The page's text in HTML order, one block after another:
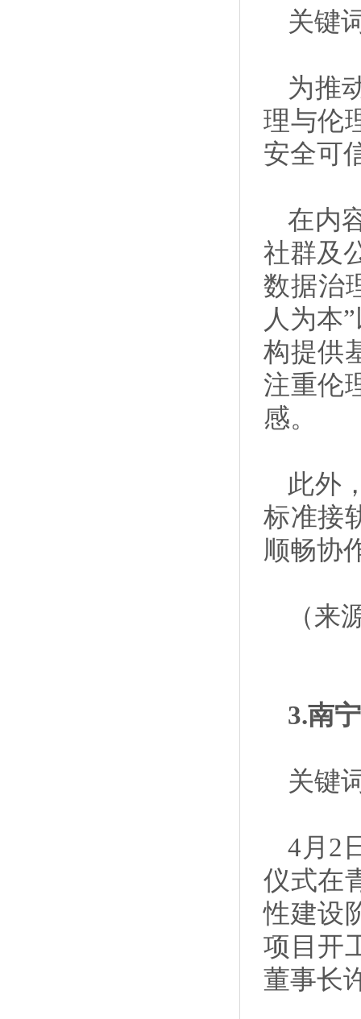
关键
为推
理与伦
安全可
在内
社群及
数据治
人为本
构提供
注重伦
感。
此外
标准接
顺畅协
（来
3.南
关键
4月2
仪式在
性建设
项目开
董事长